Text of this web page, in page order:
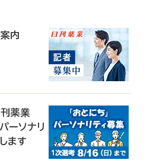
内
刊薬業
ーソナリ
ます